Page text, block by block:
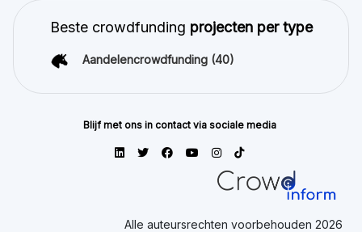
Beste crowdfunding projecten per type
Aandelencrowdfunding (40)
Blijf met ons in contact via sociale media
Alle auteursrechten voorbehouden 2026